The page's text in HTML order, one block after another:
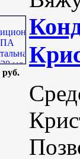
руб.